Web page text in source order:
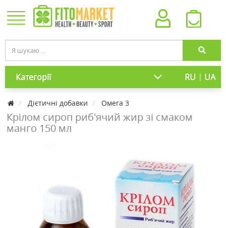
Категорії RU | UA
Дієтичні добавки Омега 3
Крілом сироп риб'ячий жир зі смаком
манго 150 мл